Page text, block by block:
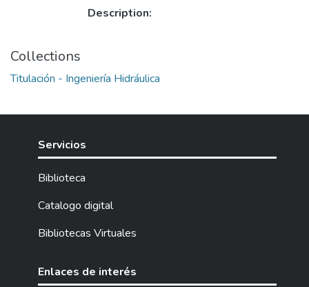
Description:
Collections
Titulación - Ingeniería Hidráulica
Servicios
Biblioteca
Catalogo digital
Bibliotecas Virtuales
Enlaces de interés